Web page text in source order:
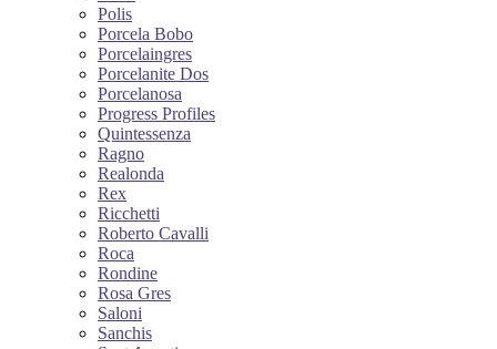
Polis
Porcela Bobo
Porcelaingres
Porcelanite Dos
Porcelanosa
Progress Profiles
Quintessenza
Ragno
Realonda
Rex
Ricchetti
Roberto Cavalli
Roca
Rondine
Rosa Gres
Saloni
Sanchis